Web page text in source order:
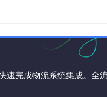
速完成物流系统集成。全